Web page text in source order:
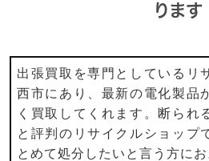
ります
出張買取を専門としているリ
西市にあり、最新の電化製品
く買取してくれます。断られ
と評判のリサイクルショップ
とめて処分したいと言う方にお